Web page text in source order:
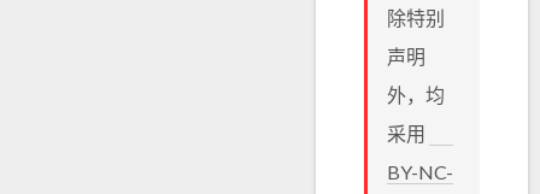
除特别
声明
外，均
采用
BY-NC-